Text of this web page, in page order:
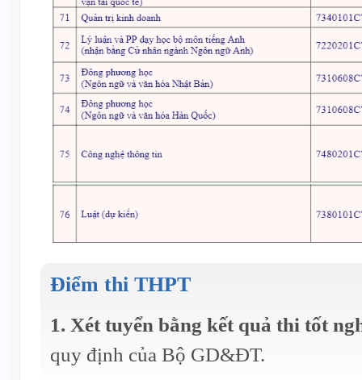
Điểm thi THPT
1. Xét tuyển bằng kết quả thi tốt
quy định của Bộ GD&ĐT.